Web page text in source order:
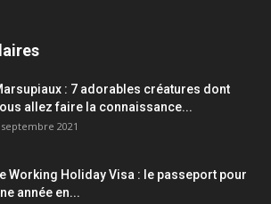
: 7 adorables créatures dont
allez faire la connaissance...
2021
Working Holiday Visa : le passeport pour
année en...